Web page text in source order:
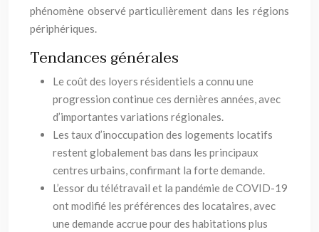
phénomène observé particulièrement dans les régions
périphériques.
Tendances générales
Le coût des loyers résidentiels a connu une
progression continue ces dernières années, avec
d’importantes variations régionales.
Les taux d’inoccupation des logements locatifs
restent globalement bas dans les principaux
centres urbains, confirmant la forte demande.
L’essor du télétravail et la pandémie de COVID-19
ont modifié les préférences des locataires, avec
une demande accrue pour des habitations plus